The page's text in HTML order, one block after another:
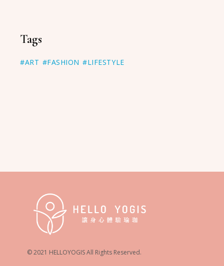
Tags
#ART #FASHION #LIFESTYLE
© 2021 HELLOYOGIS All Rights Reserved.